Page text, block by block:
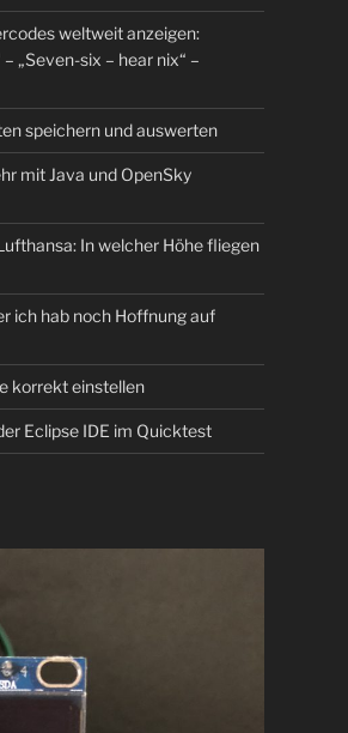
weltweit anzeigen:
„Seven-six – hear nix“ –
speichern und auswerten
mit Java und OpenSky
In welcher Höhe fliegen
ich hab noch Hoffnung auf
korrekt einstellen
Eclipse IDE im Quicktest